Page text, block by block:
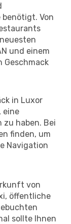
Von
und einem
Geschmack
in Luxor
eine
haben. Bei
finden, um
Navigation
von
öffentliche
sollte Ihnen